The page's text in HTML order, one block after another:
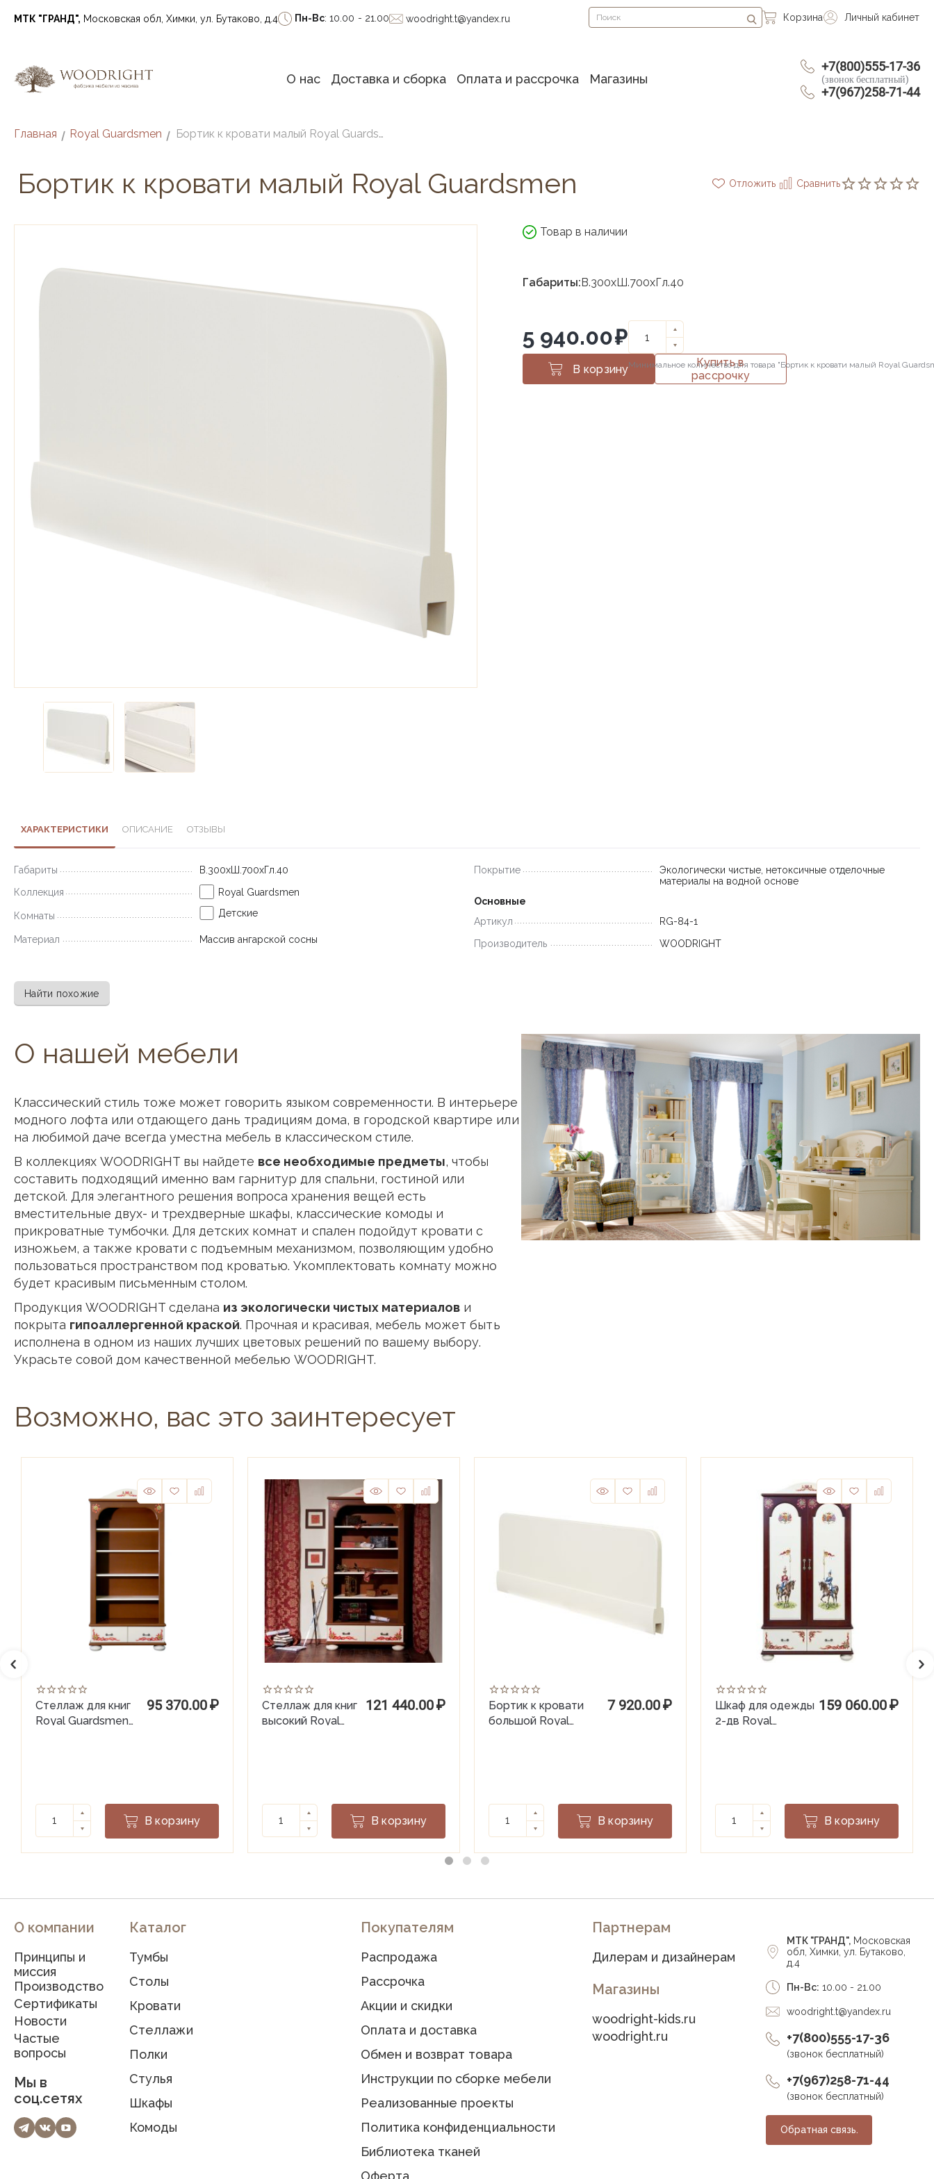
МТК "ГРАНД", Московская обл, Химки, ул. Бутаково, д.4 Пн-Вс: 10.00 - 21.00 woodright.t@yandex.ru Личный кабинет
Корзина
О нас Доставка и сборка Оплата и рассрочка Магазины
+7(800)555-17-36
(звонок бесплатный)
+7(967)258-71-44
Главная / Royal Guardsmen / Бортик к кровати малый Royal Guardsmen
Бортик к кровати малый Royal Guardsmen Отложить Сравнить
Товар в наличии
Габариты:В.300хШ.700хГл.40
5 940.00₽
Минимальное количество для товара "Бортик к кровати малый Royal
В корзину
Купить в
рассрочку
ХАРАКТЕРИСТИКИ ОПИСАНИЕ ОТЗЫВЫ
Габариты
В.300хШ.700хГл.40
Коллекция
Royal Guardsmen
Комнаты Детские
Материал Массив ангарской сосны
Покрытие
Экологически чистые, нетоксичные отделочные
материалы на водной основе
Основные
Артикул
RG-84-1
Производитель
WOODRIGHT
Найти похожие
О нашей мебели
Классический стиль тоже может говорить языком современности. В интерьере
модного лофта или отдающего дань традициям дома, в городской квартире или
на любимой даче всегда уместна мебель в классическом стиле.
В коллекциях WOODRIGHT вы найдете все необходимые предметы, чтобы
составить подходящий именно вам гарнитур для спальни, гостиной или
детской. Для элегантного решения вопроса хранения вещей есть
вместительные двух- и трехдверные шкафы, классические комоды и
прикроватные тумбочки. Для детских комнат и спален подойдут кровати с
изножьем, а также кровати с подъемным механизмом, позволяющим удобно
пользоваться пространством под кроватью. Укомплектовать комнату можно
будет красивым письменным столом.
Продукция WOODRIGHT сделана из экологически чистых материалов и
покрыта гипоаллергенной краской. Прочная и красивая, мебель может быть
исполнена в одном из наших лучших цветовых решений по вашему выбору.
Украсьте совой дом качественной мебелью WOODRIGHT.
Возможно, вас это заинтересует
Стеллаж для книг
Royal Guardsmen
95 370.00₽
В корзину
Стеллаж для книг
высокий Royal
121 440.00₽
В корзину
Бортик к кровати
большой Royal
7 920.00₽
В корзину
Шкаф для одежды
2-дв Royal
159 060.00₽
В корзину
О компании
Принципы и
миссия
Производство
Сертификаты
Новости
Частые
вопросы
Мы в
соц.сетях
Каталог
Тумбы
Столы
Кровати
Стеллажи
Полки
Стулья
Шкафы
Комоды
Покупателям
Распродажа
Рассрочка
Акции и скидки
Оплата и доставка
Обмен и возврат товара
Инструкции по сборке мебели
Реализованные проекты
Политика конфиденциальности
Библиотека тканей
Оферта
Партнерам
Дилерам и дизайнерам
Магазины
woodright-kids.ru
woodright.ru
МТК "ГРАНД", Московская
обл, Химки, ул. Бутаково,
д.4
Пн-Вс: 10.00 - 21.00
woodright.t@yandex.ru
+7(800)555-17-36
(звонок бесплатный)
+7(967)258-71-44
(звонок бесплатный)
Обратная связь.